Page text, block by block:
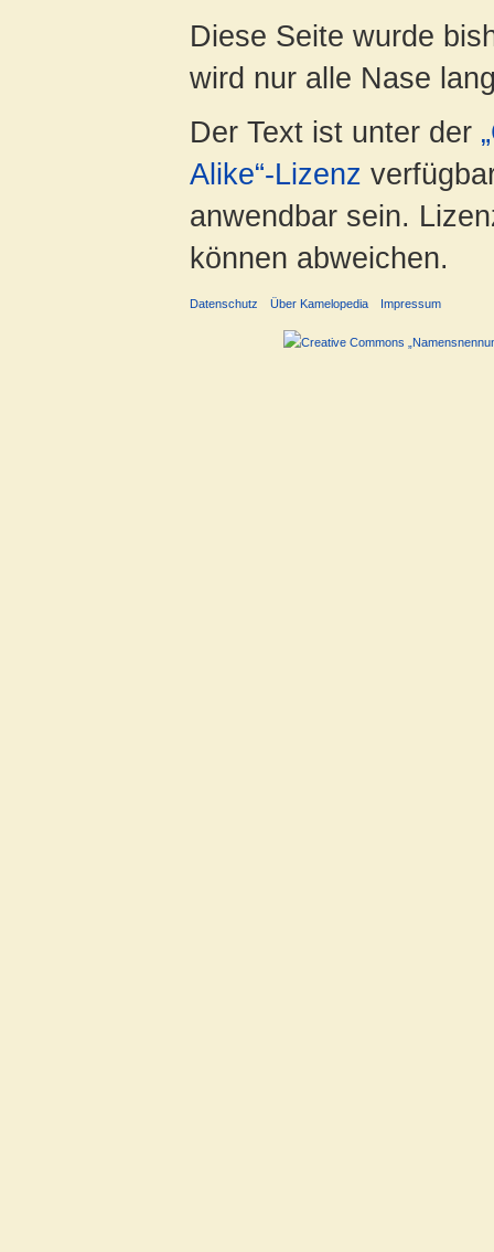
Diese Seite wurde
wird nur alle Nase
Der Text ist unter der
Alike“-Lizenz
anwendbar sein.
können abweichen.
Datenschutz Über Kamelopedia Impressum